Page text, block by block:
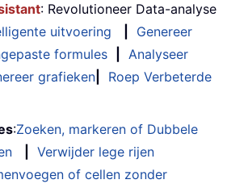
: Revolutioneer Data-analyse
uitvoering
Genereer
formules
Analyseer
grafieken
Roep Verbeterde
:Zoeken, markeren of Dubbele
Verwijder lege rijen
of cellen zonder